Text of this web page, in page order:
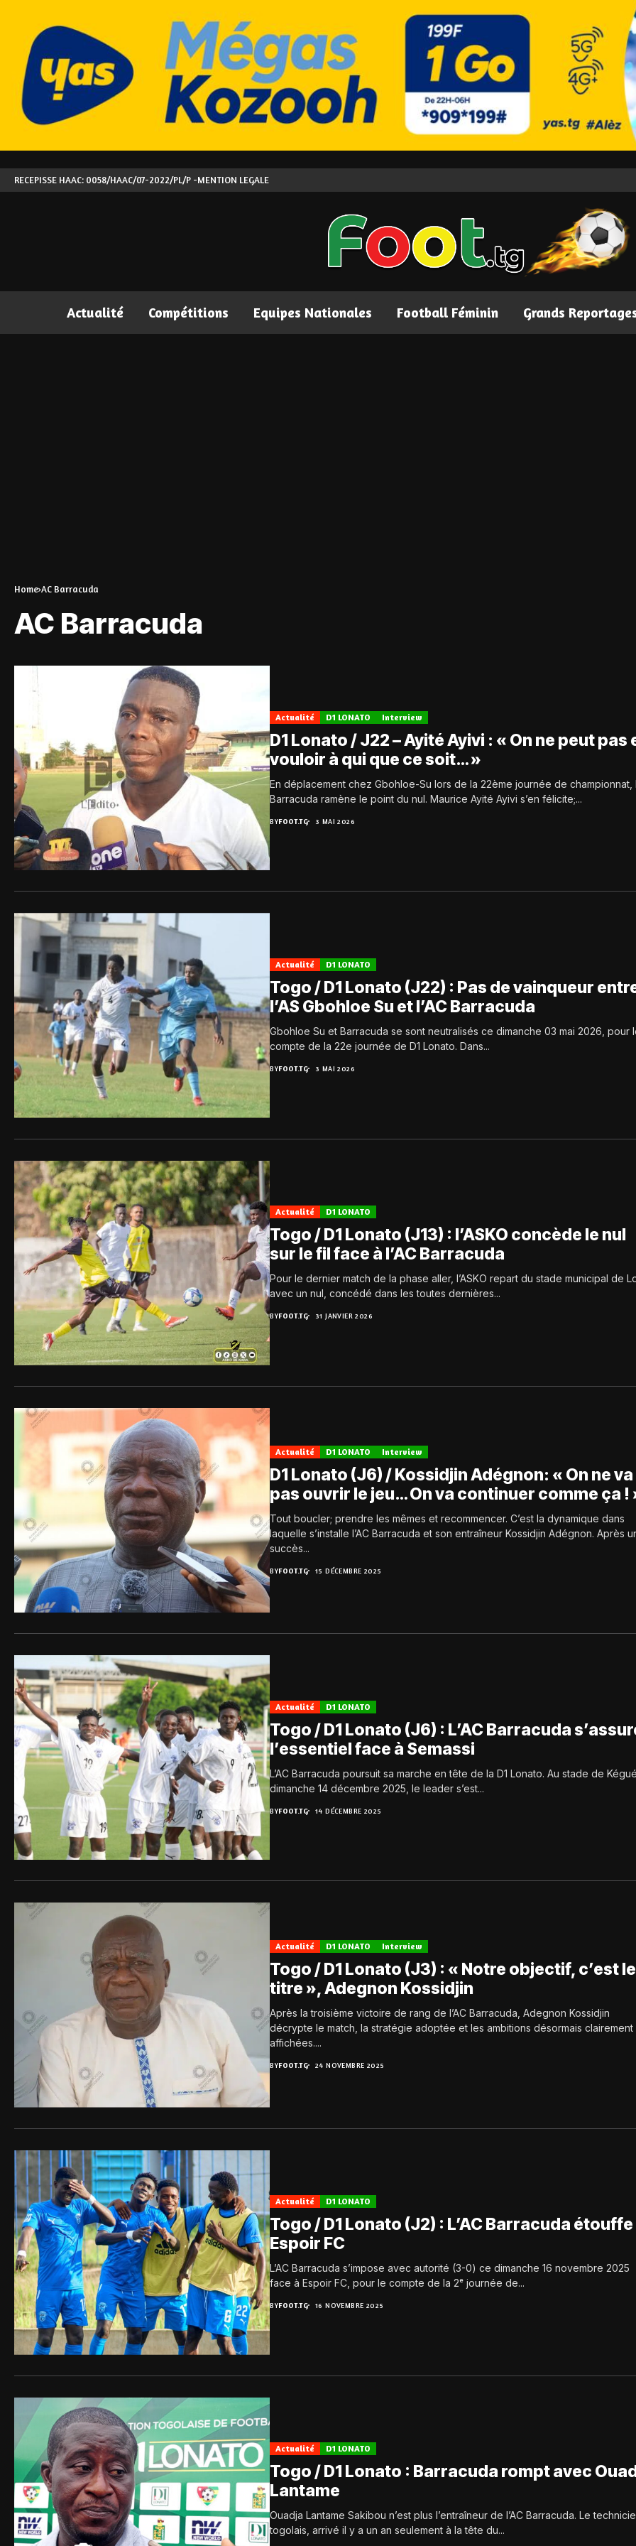
RECEPISSE HAAC: 0058/HAAC/07-2022/PL/P -MENTION LEGALE
Actualité Compétitions Equipes Nationales Football Féminin Grands
Home AC Barracuda
AC Barracuda
Actualité D1 LONATO Interview
D1 Lonato / J22 – Ayité Ayivi : « On ne peut pas
vouloir à qui que ce soit… »
En déplacement chez Gbohloe-Su lors de la 22ème journée de championnat,
Barracuda ramène le point du nul. Maurice Ayité Ayivi s’en félicite;...
BYFOOT.TG 3 MAI 2026
Actualité D1 LONATO
Togo / D1 Lonato (J22) : Pas de vainqueur
l’AS Gbohloe Su et l’AC Barracuda
Gbohloe Su et Barracuda se sont neutralisés ce dimanche 03 mai 2026, pour
compte de la 22e journée de D1 Lonato. Dans...
BYFOOT.TG 3 MAI 2026
Actualité D1 LONATO
Togo / D1 Lonato (J13) : l’ASKO concède le nul
sur le fil face à l’AC Barracuda
Pour le dernier match de la phase aller, l’ASKO repart du stade municipal de
avec un nul, concédé dans les toutes dernières...
BYFOOT.TG 31 JANVIER 2026
Actualité D1 LONATO Interview
D1 Lonato (J6) / Kossidjin Adégnon: « On ne va
pas ouvrir le jeu… On va continuer comme ça !
Tout boucler; prendre les mêmes et recommencer. C’est la dynamique dans
laquelle s’installe l’AC Barracuda et son entraîneur Kossidjin Adégnon. Après
succès...
BYFOOT.TG 15 DÉCEMBRE 2025
Actualité D1 LONATO
Togo / D1 Lonato (J6) : L’AC Barracuda
l’essentiel face à Semassi
L’AC Barracuda poursuit sa marche en tête de la D1 Lonato. Au stade de
dimanche 14 décembre 2025, le leader s’est...
BYFOOT.TG 14 DÉCEMBRE 2025
Actualité D1 LONATO Interview
Togo / D1 Lonato (J3) : « Notre objectif, c’est le
titre », Adegnon Kossidjin
Après la troisième victoire de rang de l’AC Barracuda, Adegnon Kossidjin
décrypte le match, la stratégie adoptée et les ambitions désormais clairement
affichées....
BYFOOT.TG 24 NOVEMBRE 2025
Actualité D1 LONATO
Togo / D1 Lonato (J2) : L’AC Barracuda étouffe
Espoir FC
L’AC Barracuda s’impose avec autorité (3-0) ce dimanche 16 novembre 2025
face à Espoir FC, pour le compte de la 2ᵉ journée de...
BYFOOT.TG 16 NOVEMBRE 2025
Actualité D1 LONATO
Togo / D1 Lonato : Barracuda rompt avec
Lantame
Ouadja Lantame Sakibou n’est plus l’entraîneur de l’AC Barracuda. Le
togolais, arrivé il y a un an seulement à la tête du...